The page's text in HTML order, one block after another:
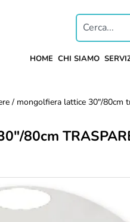
HOME CHI SIAMO
/ mongolfiera lattice 30"/80cm
80cm